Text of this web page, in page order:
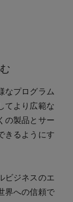
なプログラム
てより広範な
の製品とサー
きるようにす
ビジネスのエ
界への信頼で